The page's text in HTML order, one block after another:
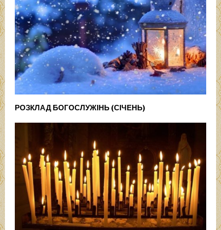
РОЗКЛАД БОГОСЛУЖІНЬ (СІЧЕНЬ)